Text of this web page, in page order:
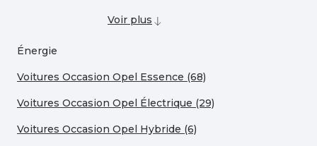
Voir plus
Énergie
Voitures Occasion Opel Essence (68)
Voitures Occasion Opel Électrique (29)
Voitures Occasion Opel Hybride (6)